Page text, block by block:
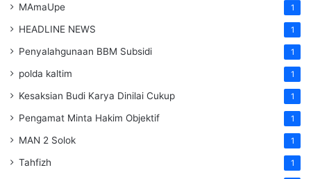
MAmaUpe 1
HEADLINE NEWS 1
Penyalahgunaan BBM Subsidi 1
polda kaltim 1
Kesaksian Budi Karya Dinilai Cukup 1
Pengamat Minta Hakim Objektif 1
MAN 2 Solok 1
Tahfizh 1